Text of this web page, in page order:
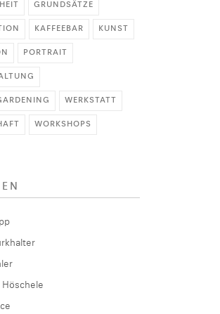
GRUNDSÄTZE
KAFFEEBAR KUNST
PORTRAIT
WERKSTATT
WORKSHOPS